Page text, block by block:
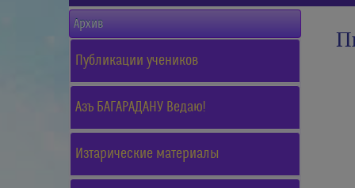
Архив
Публикации учеников
Азъ БАГАРАДАНУ Ведаю!
Изтарические материалы